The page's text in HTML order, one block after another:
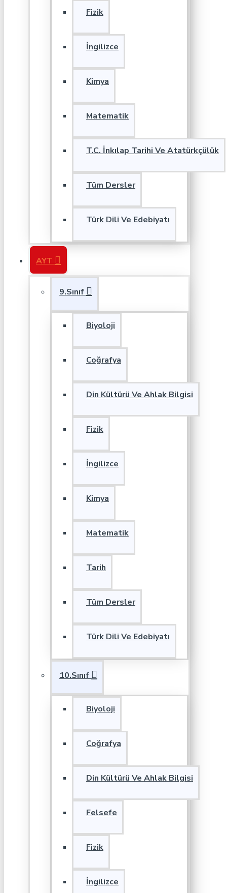
Fizik
İngilizce
Kimya
Matematik
T.C. İnkılap Tarihi Ve Atatürkçülük
Tüm Dersler
Türk Dili Ve Edebiyatı
AYT
9.Sınıf
Biyoloji
Coğrafya
Din Kültürü Ve Ahlak Bilgisi
Fizik
İngilizce
Kimya
Matematik
Tarih
Tüm Dersler
Türk Dili Ve Edebiyatı
10.Sınıf
Biyoloji
Coğrafya
Din Kültürü Ve Ahlak Bilgisi
Felsefe
Fizik
İngilizce